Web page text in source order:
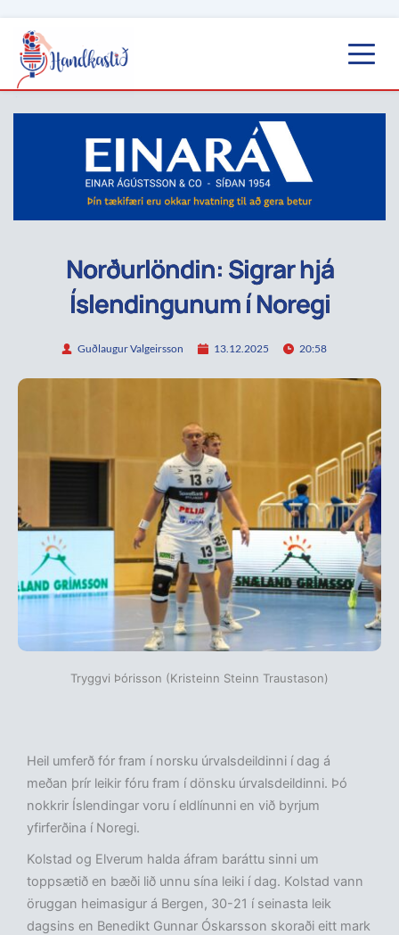
Norðurlöndin: Sigrar hjá
Íslendingunum í Noregi
Guðlaugur Valgeirsson 13.12.2025 20:58
Tryggvi Þórisson (Kristeinn Steinn Traustason)
Heil umferð fór fram í norsku úrvalsdeildinni í dag á
meðan þrír leikir fóru fram í dönsku úrvalsdeildinni. Þó
nokkrir Íslendingar voru í eldlínunni en við byrjum
yfirferðina í Noregi.
Kolstad og Elverum halda áfram baráttu sinni um
toppsætið en bæði lið unnu sína leiki í dag. Kolstad vann
öruggan heimasigur á Bergen, 30-21 í seinasta leik
dagsins en Benedikt Gunnar Óskarsson skoraði eitt mark